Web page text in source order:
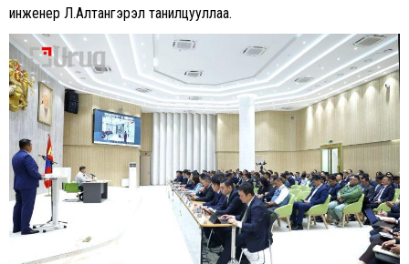
инженер Л.Алтангэрэл танилцууллаа.